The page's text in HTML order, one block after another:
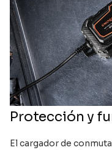
Protección y
El cargador de